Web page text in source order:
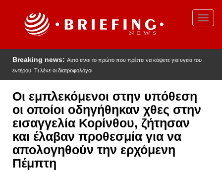
Breaking news: Αυτό είναι το πρώτο που πρέπει να κόψετε για υγεία του
εντέρου. Τι λένε οι διατροφολόγοι
Οι εμπλεκόμενοι στην υπόθεση
οι οποίοι οδηγήθηκαν χθες στην
εισαγγελία Κορίνθου, ζήτησαν
και έλαβαν προθεσμία για να
απολογηθούν την ερχόμενη
Πέμπτη